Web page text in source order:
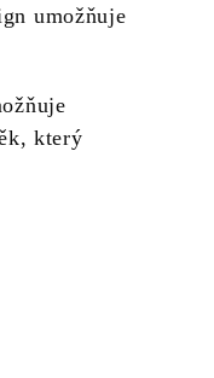
umožňuje
který